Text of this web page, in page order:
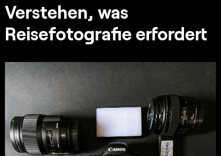
Verstehen, was
Reisefotografie erfordert